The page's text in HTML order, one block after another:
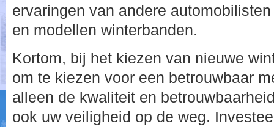
ervaringen van andere
en modellen winterbanden.
Kortom, bij het kiezen van nieuwe
om te kiezen voor een betrouwbaar
alleen de kwaliteit en
ook uw veiligheid op de weg.